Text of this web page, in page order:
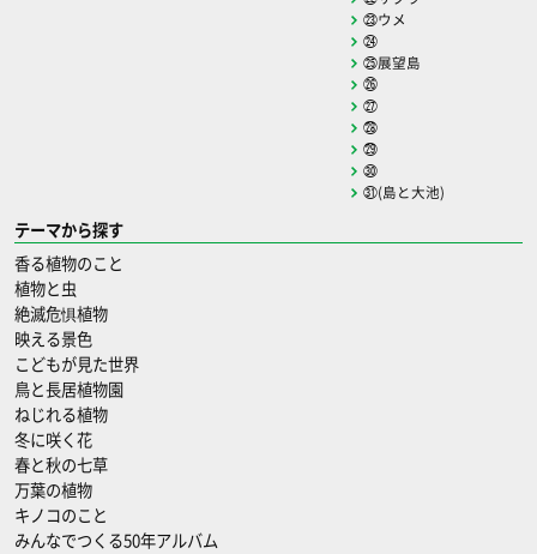
㉓ウメ
㉔
㉕展望島
㉖
㉗
㉘
㉙
㉚
㉛(島と大池)
テーマから探す
香る植物のこと
植物と虫
絶滅危惧植物
映える景色
こどもが見た世界
鳥と長居植物園
ねじれる植物
冬に咲く花
春と秋の七草
万葉の植物
キノコのこと
みんなでつくる50年アルバム